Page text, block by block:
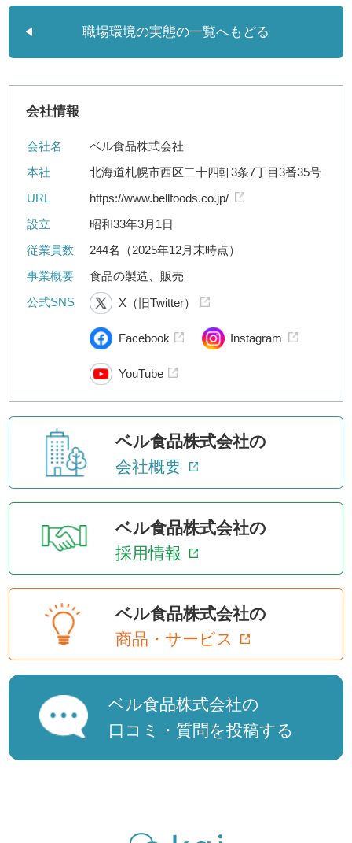
職場環境の実態の一覧へもどる
会社情報
会社名
ベル食品株式会社
本社
北海道札幌市西区二十四軒3条7丁目3番35号
URL
https://www.bellfoods.co.jp/
設立
昭和33年3月1日
従業員数
244名（2025年12月末時点）
事業概要
食品の製造、販売
公式SNS
X（旧Twitter）
Facebook Instagram
YouTube
ベル食品株式会社の
会社概要
ベル食品株式会社の
採用情報
ベル食品株式会社の
商品・サービス
ベル食品株式会社の
口コミ・質問を投稿する